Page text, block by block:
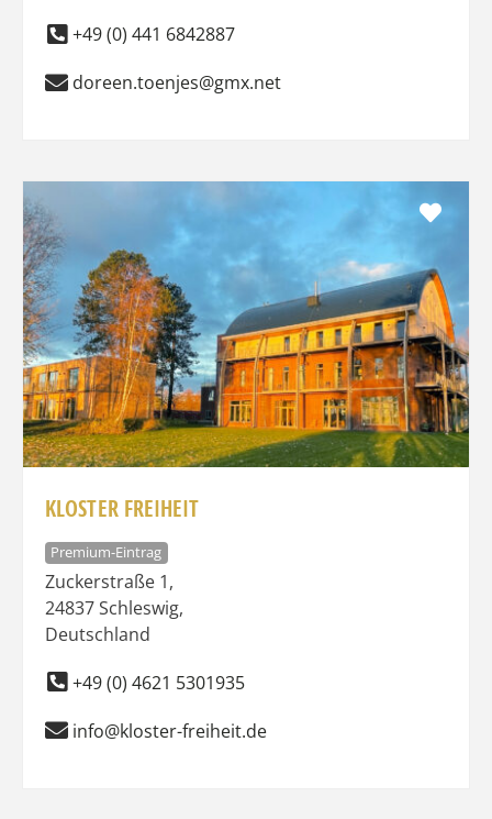
+49 (0) 441 6842887
doreen.toenjes@gmx.net
KLOSTER FREIHEIT
Premium-Eintrag
Zuckerstraße 1,
24837Schleswig,
Deutschland
+49 (0) 4621 5301935
info@kloster-freiheit.de